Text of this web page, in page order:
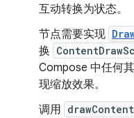
互动转换为状态。
节点需要实现
换
Compose 中任何
现缩放效果。
调用